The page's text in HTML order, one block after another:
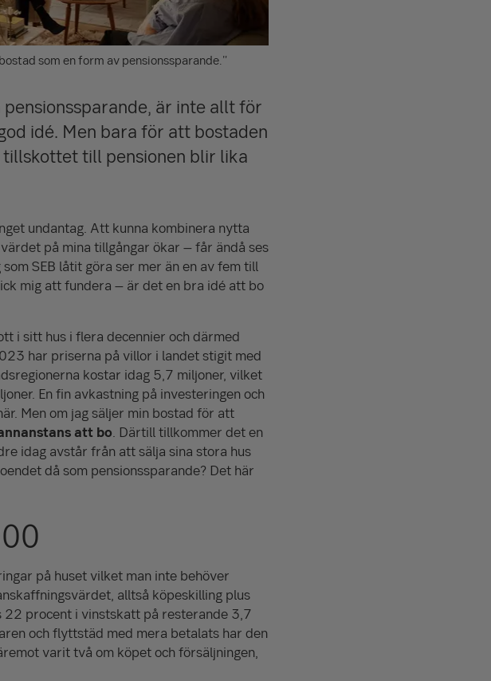
som en form av pensionssparande."
är inte allt för
idé. Men bara för att bostaden
till pensionen blir lika
undantag. Att kunna kombinera nytta
på mina tillgångar ökar – får ändå ses
SEB låtit göra ser mer än en av fem till
mig att fundera – är det en bra idé att bo
i sitt hus i flera decennier och därmed
har priserna på villor i landet stigit med
kostar idag 5,7 miljoner, vilket
En fin avkastning på investeringen och
Men om jag säljer min bostad för att
att bo. Därtill tillkommer det en
idag avstår från att sälja sina stora hus
då som pensionssparande? Det här
på huset vilket man inte behöver
alltså köpeskilling plus
22 procent i vinstskatt på resterande 3,7
och flyttstäd med mera betalats har den
varit två om köpet och försäljningen,